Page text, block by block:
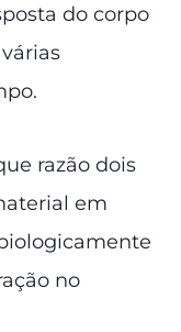
do corpo
razão dois
em
no